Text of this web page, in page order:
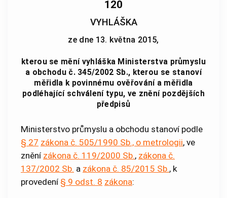
120
VYHLÁŠKA
ze dne 13. května 2015,
kterou se mění vyhláška Ministerstva průmyslu
a obchodu č. 345/2002 Sb., kterou se stanoví
měřidla k povinnému ověřování a měřidla
podléhající schválení typu, ve znění pozdějších
předpisů
Ministerstvo průmyslu a obchodu stanoví podle
§ 27 zákona č. 505/1990 Sb., o metrologii, ve
znění zákona č. 119/2000 Sb., zákona č.
137/2002 Sb. a zákona č. 85/2015 Sb., k
provedení § 9 odst. 8 zákona: